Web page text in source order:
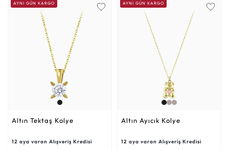
AYNI GÜN KARGO
Altın Tektaş Kolye
12 aya varan Alışveriş Kredisi
AYNI GÜN KARGO
Altın Ayıcık Kolye
12 aya varan Alışveriş Kredisi